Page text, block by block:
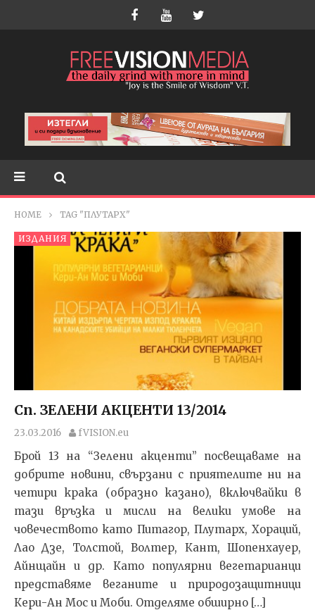
HOME TAG "ПЛУТАРХ"
ИЗДАНИЯ
Сп. ЗЕЛЕНИ АКЦЕНТИ 13/2014
23.03.2016 fVISION.eu
Брой 13 на “Зелени акценти” посвещаваме на
добрите новини, свързани с приятелите ни на
четири крака (образно казано), включвайки в
тази връзка и мисли на велики умове на
човечеството като Питагор, Плутарх, Хораций,
Лао Дзе, Толстой, Волтер, Кант, Шопенхауер,
Айнщайн и др. Като популярни вегетарианци
представяме веганите и природозащитници
Кери-Ан Мос и Моби. Отделяме обширно […]